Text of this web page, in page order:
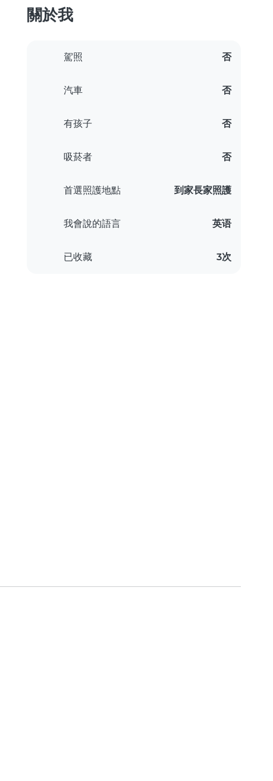
關於我
駕照 否
汽車 否
有孩子 否
吸菸者 否
首選照護地點 到家長家照護
我會說的語言 英语
已收藏 3次